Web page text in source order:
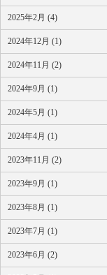
2025年2月 (4)
2024年12月 (1)
2024年11月 (2)
2024年9月 (1)
2024年5月 (1)
2024年4月 (1)
2023年11月 (2)
2023年9月 (1)
2023年8月 (1)
2023年7月 (1)
2023年6月 (2)